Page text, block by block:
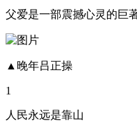
父爱是一部震撼心灵的巨
▲晚年吕正操
1
人民永远是靠山